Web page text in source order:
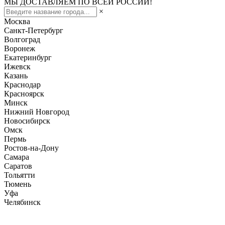
МЫ ДОСТАВЛЯЕМ ПО ВСЕЙ РОССИИ!
×
Москва
Санкт-Петербург
Волгоград
Воронеж
Екатеринбург
Ижевск
Казань
Краснодар
Красноярск
Минск
Нижний Новгород
Новосибирск
Омск
Пермь
Ростов-на-Дону
Самара
Саратов
Тольятти
Тюмень
Уфа
Челябинск